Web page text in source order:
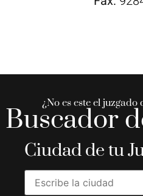
¿No es este el juzgado
Buscador
Ciudad de tu